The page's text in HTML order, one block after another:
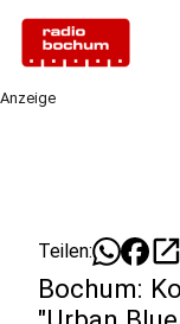
Anzeige
Teilen: open_in_new
Bochum: